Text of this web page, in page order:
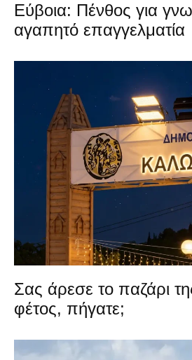
Εύβοια: Πένθος για
αγαπητό επαγγελματία
Σας άρεσε το παζάρι
φέτος, πήγατε;